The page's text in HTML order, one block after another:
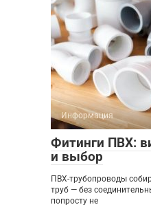
Информация
Фитинги ПВХ:
и выбор
ПВХ-трубопроводы
труб — без
попросту не